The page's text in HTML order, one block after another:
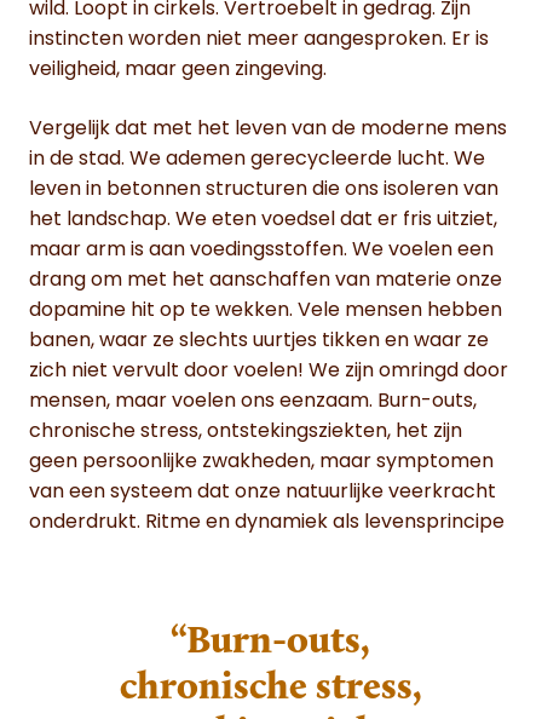
wild. Loopt in cirkels. Vertroebelt in gedrag. Zijn
instincten worden niet meer aangesproken. Er is
veiligheid, maar geen zingeving.
Vergelijk dat met het leven van de moderne mens
in de stad. We ademen gerecycleerde lucht. We
leven in betonnen structuren die ons isoleren van
het landschap. We eten voedsel dat er fris uitziet,
maar arm is aan voedingsstoffen. We voelen een
drang om met het aanschaffen van materie onze
dopamine hit op te wekken. Vele mensen hebben
banen, waar ze slechts uurtjes tikken en waar ze
zich niet vervult door voelen! We zijn omringd door
mensen, maar voelen ons eenzaam. Burn-outs,
chronische stress, ontstekingsziekten, het zijn
geen persoonlijke zwakheden, maar symptomen
van een systeem dat onze natuurlijke veerkracht
onderdrukt. Ritme en dynamiek als levensprincipe
“Burn-outs,
chronische stress,